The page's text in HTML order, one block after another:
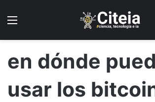
en dónde
usar los